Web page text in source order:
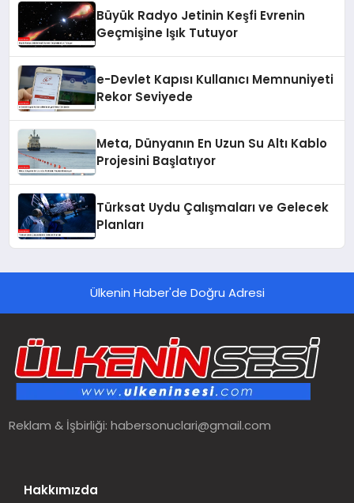
Büyük Radyo Jetinin Keşfi Evrenin
Geçmişine Işık Tutuyor
e-Devlet Kapısı Kullanıcı Memnuniyeti
Rekor Seviyede
Meta, Dünyanın En Uzun Su Altı Kablo
Projesini Başlatıyor
Türksat Uydu Çalışmaları ve Gelecek
Planları
Ülkenin Haber'de Doğru Adresi
Reklam & İşbirliği:habersonuclari@gmail.com
Hakkımızda